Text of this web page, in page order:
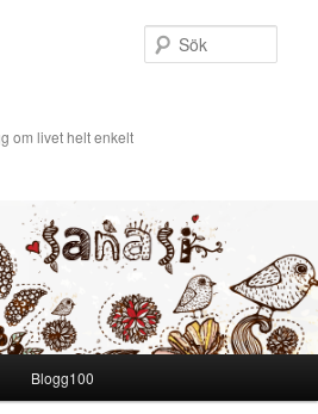
om livet helt enkelt
Blogg100